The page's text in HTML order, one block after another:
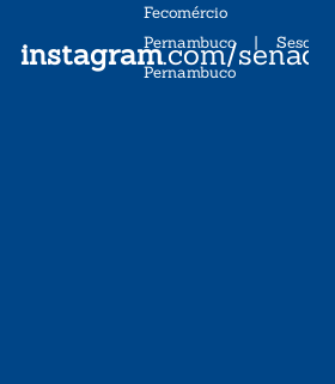
instagram.com/
Fecomércio
Pernambuco| Sesc
Pernambuco